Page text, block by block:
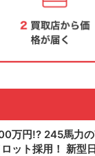
万円!? 245馬力
ット採用！ 新型